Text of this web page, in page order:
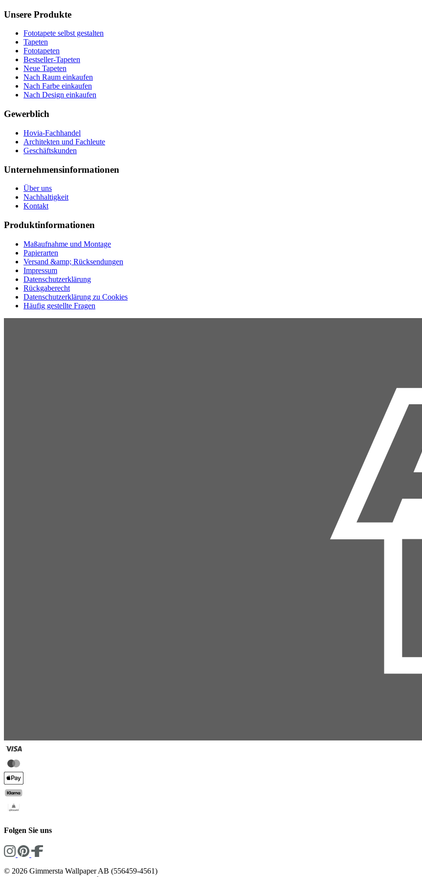
Unsere Produkte
Fototapete selbst gestalten
Tapeten
Fototapeten
Bestseller-Tapeten
Neue Tapeten
Nach Raum einkaufen
Nach Farbe einkaufen
Nach Design einkaufen
Gewerblich
Hovia-Fachhandel
Architekten und Fachleute
Geschäftskunden
Unternehmensinformationen
Über uns
Nachhaltigkeit
Kontakt
Produktinformationen
Maßaufnahme und Montage
Papierarten
Versand &amp; Rücksendungen
Impressum
Datenschutzerklärung
Rückgaberecht
Datenschutzerklärung zu Cookies
Häufig gestellte Fragen
Folgen Sie uns
© 2026 Gimmersta Wallpaper AB (556459-4561)